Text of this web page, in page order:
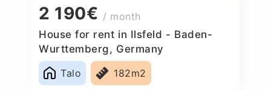
2 190€ / month
House for rent in Ilsfeld - Baden-
Wurttemberg, Germany
Talo
182m2